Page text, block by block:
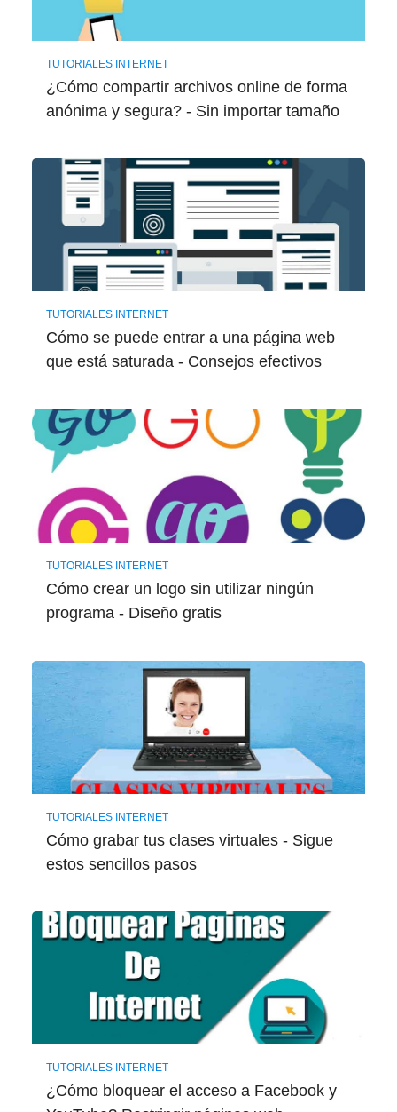
TUTORIALES INTERNET
¿Cómo compartir archivos online de forma
anónima y segura? - Sin importar tamaño
TUTORIALES INTERNET
Cómo se puede entrar a una página web
que está saturada - Consejos efectivos
TUTORIALES INTERNET
Cómo crear un logo sin utilizar ningún
programa - Diseño gratis
TUTORIALES INTERNET
Cómo grabar tus clases virtuales - Sigue
estos sencillos pasos
TUTORIALES INTERNET
¿Cómo bloquear el acceso a Facebook y